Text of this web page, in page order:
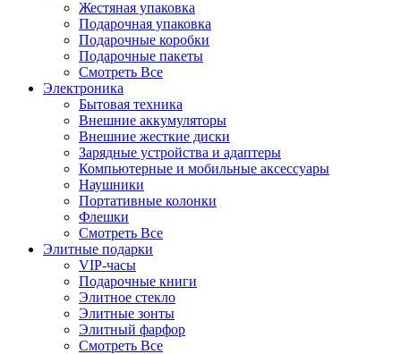
Жестяная упаковка
Подарочная упаковка
Подарочные коробки
Подарочные пакеты
Смотреть Все
Электроника
Бытовая техника
Внешние аккумуляторы
Внешние жесткие диски
Зарядные устройства и адаптеры
Компьютерные и мобильные аксессуары
Наушники
Портативные колонки
Флешки
Смотреть Все
Элитные подарки
VIP-часы
Подарочные книги
Элитное стекло
Элитные зонты
Элитный фарфор
Смотреть Все